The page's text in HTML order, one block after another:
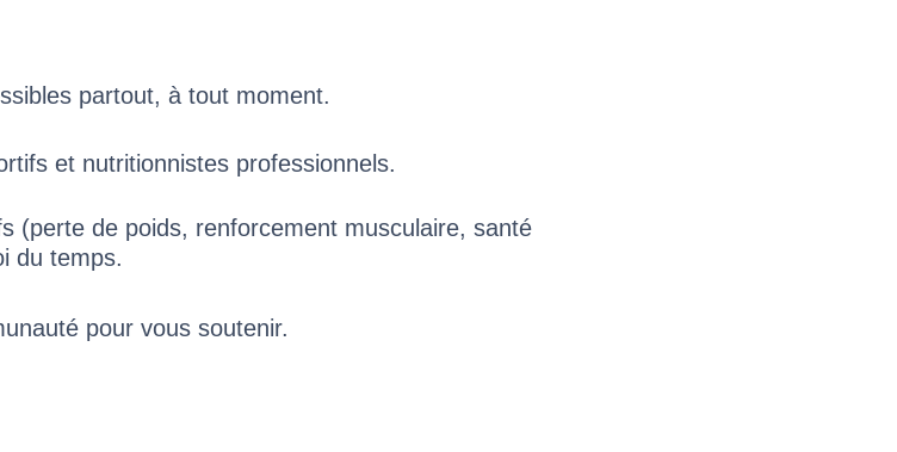
partout, à tout moment.
et nutritionnistes professionnels.
(perte de poids, renforcement musculaire, santé
du temps.
pour vous soutenir.